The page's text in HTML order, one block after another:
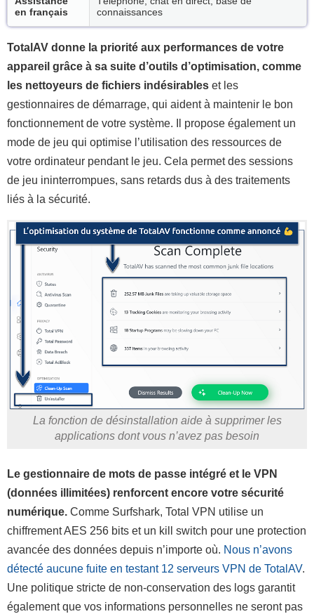
en français
connaissances
TotalAV donne la priorité aux performances de votre
appareil grâce à sa suite d’outils d’optimisation, comme
les nettoyeurs de fichiers indésirables et les
gestionnaires de démarrage, qui aident à maintenir le bon
fonctionnement de votre système. Il propose également un
mode de jeu qui optimise l’utilisation des ressources de
votre ordinateur pendant le jeu. Cela permet des sessions
de jeu ininterrompues, sans retards dus à des traitements
liés à la sécurité.
La fonction de désinstallation aide à supprimer les
applications dont vous n’avez pas besoin
Le gestionnaire de mots de passe intégré et le VPN
(données illimitées) renforcent encore votre sécurité
numérique. Comme Surfshark, Total VPN utilise un
chiffrement AES 256 bits et un kill switch pour une protection
avancée des données depuis n’importe où. Nous n’avons
détecté aucune fuite en testant 12 serveurs VPN de TotalAV.
Une politique stricte de non-conservation des logs garantit
également que vos informations personnelles ne seront pas